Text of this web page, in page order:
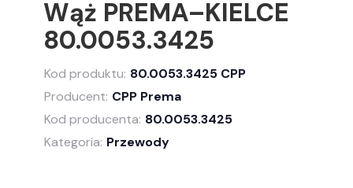
Wąż PREMA–KIELCE
80.0053.3425
Kod produktu: 80.0053.3425 CPP
Producent: CPP Prema
Kod producenta: 80.0053.3425
Kategoria: Przewody